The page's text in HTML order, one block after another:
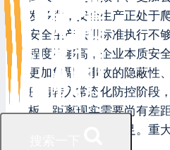
发多发，安全生产正处于
安全生产法规标准执行不
程度不够高，企业本质安
更加集聚，事故的隐蔽性
疫情转入常态化防控阶段
板，距离现实需要尚有差
解决问题的能力不足。重